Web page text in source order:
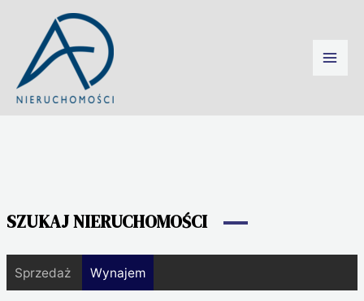
SZUKAJ NIERUCHOMOŚCI
Sprzedaż Wynajem